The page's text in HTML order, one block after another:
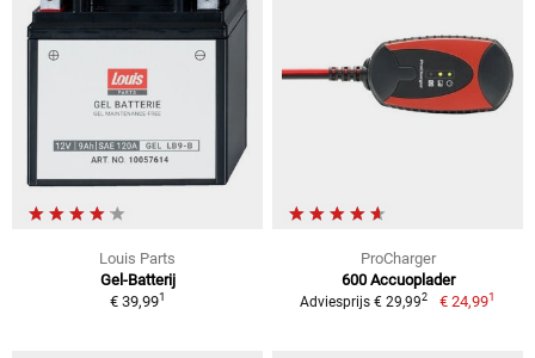
Louis Parts
Gel-Batterij
€ 39,991
ProCharger
600 Accuoplader
Adviesprijs € 29,992 € 24,991